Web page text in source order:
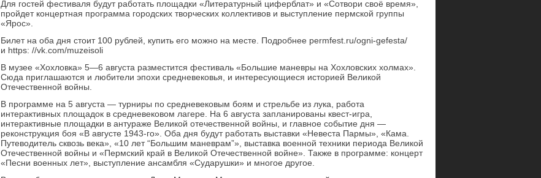
Для гостей фестиваля будут работать площадки «Литературный циферблат» и «Сотвори своё время»,
пройдет концертная программа городских творческих коллективов и выступление пермской группы
«Ярос».
Билет на оба дня стоит 100 рублей, купить его можно на месте. Подробнее permfest.ru/ogni-gefesta/
и https: //vk.com/muzeisoli
В музее «Хохловка» 5—6 августа разместится фестиваль «Большие маневры на Хохловских холмах».
Сюда приглашаются и любители эпохи средневековья, и интересующиеся историей Великой
Отечественной войны.
В программе на 5 августа — турниры по средневековым боям и стрельбе из лука, работа
интерактивных площадок в средневековом лагере. На 6 августа запланированы квест-игра,
интерактивные площадки в антураже Великой отечественной войны, и главное событие дня —
реконструкция боя «В августе 1943-го». Оба дня будут работать выставки «Невеста Пармы», «Кама.
Путеводитель сквозь века», «10 лет “Большим маневрам”», выставка военной техники периода Великой
Отечественной войны и «Пермский край в Великой Отечественной войне». Также в программе: концерт
«Песни военных лет», выступление ансамбля «Сударушки» и многое другое.